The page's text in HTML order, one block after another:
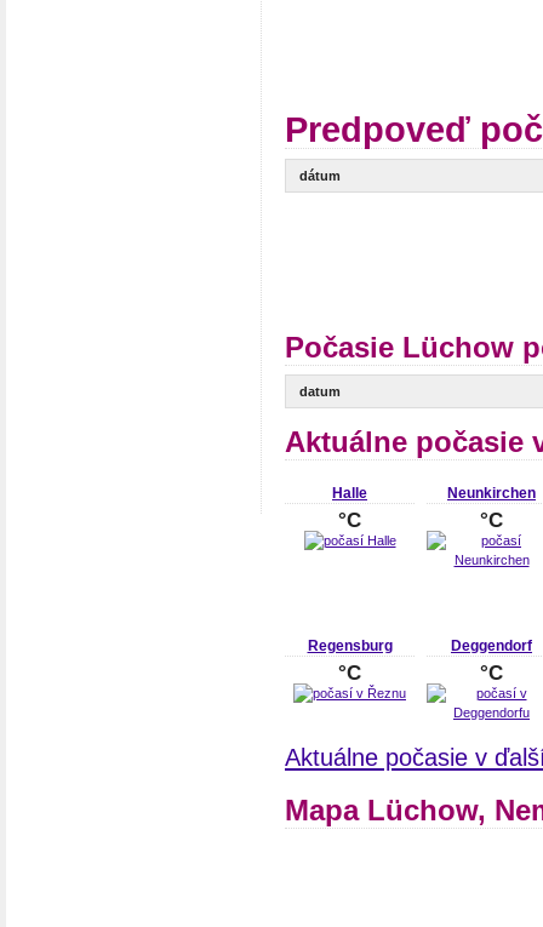
Predpoveď
dátum
Počasie Lüchow
datum
Aktuálne počasie
Halle
°C
Neunkirchen
°C
Regensburg
°C
Deggendorf
°C
Aktuálne počasie v
Mapa Lüchow,